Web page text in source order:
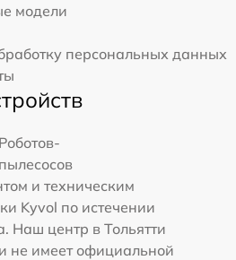
модели
персональных данных
Роботов-
пылесосов
и техническим
Kyvol по истечении
Наш центр в Тольятти
не имеет официальной